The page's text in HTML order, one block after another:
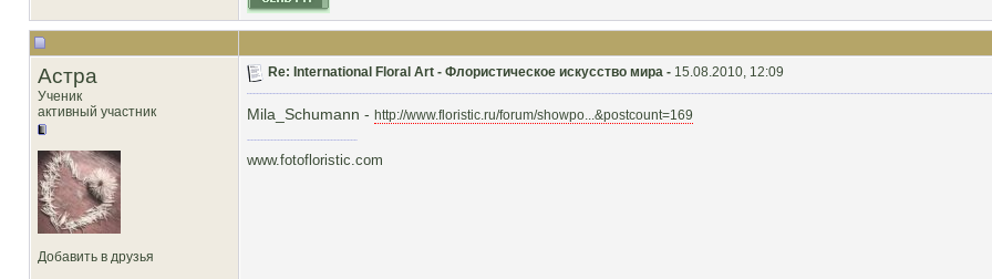
Астра
Ученик
активный участник
Добавить в друзья
Re: International Floral Art - Флористическое искусство мира - 15.08.2010, 12:09
Mila_Schumann - http://www.floristic.ru/forum/showpo...&postcount=169
www.fotofloristic.com